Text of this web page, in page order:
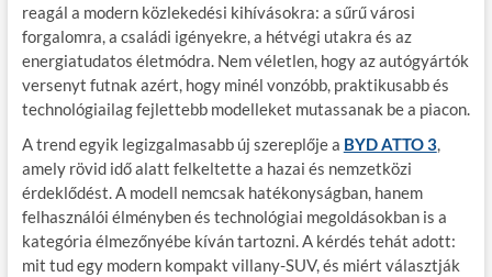
reagál a modern közlekedési kihívásokra: a sűrű városi
forgalomra, a családi igényekre, a hétvégi utakra és az
energiatudatos életmódra. Nem véletlen, hogy az autógyártók
versenyt futnak azért, hogy minél vonzóbb, praktikusabb és
technológiailag fejlettebb modelleket mutassanak be a piacon.
A trend egyik legizgalmasabb új szereplője a BYD ATTO 3,
amely rövid idő alatt felkeltette a hazai és nemzetközi
érdeklődést. A modell nemcsak hatékonyságban, hanem
felhasználói élményben és technológiai megoldásokban is a
kategória élmezőnyébe kíván tartozni. A kérdés tehát adott:
mit tud egy modern kompakt villany-SUV, és miért választják